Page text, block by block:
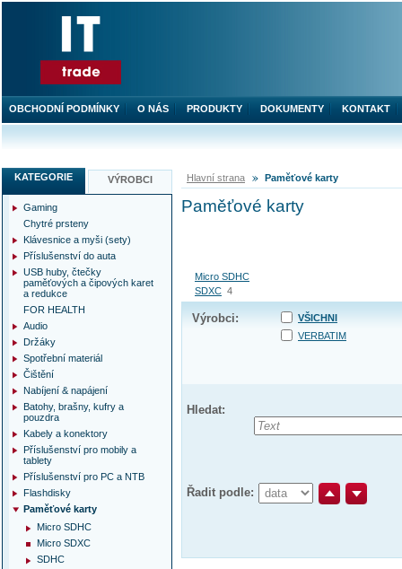
Hlavní strana Paměťové karty
Paměťové karty
Micro SDHC
SDXC 4
Výrobci:
VŠICHNI
VERBATIM
Hledat:
Řadit podle:
KATEGORIE VÝROBCI
Gaming
Chytré prsteny
Klávesnice a myši (sety)
Příslušenství do auta
USB huby, čtečky
paměťových a čipových karet
a redukce
FOR HEALTH
Audio
Držáky
Spotřební materiál
Čištění
Nabíjení & napájení
Batohy, brašny, kufry a
pouzdra
Kabely a konektory
Příslušenství pro mobily a
tablety
Příslušenství pro PC a NTB
Flashdisky
Paměťové karty
Micro SDHC
Micro SDXC
SDHC
OBCHODNÍ PODMÍNKY O NÁS PRODUKTY DOKUMENTY KONTAKT